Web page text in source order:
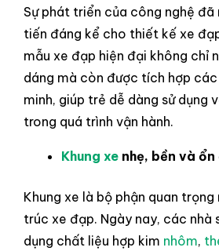
Sự phát triển của công nghệ đã
tiến đáng kể cho thiết kế xe
mẫu xe đạp hiện đại không chỉ
dáng mà còn được tích hợp
minh, giúp trẻ dễ dàng sử dụng
trong quá trình vận hành.
Khung xe nhẹ, bền và ổn
Khung xe là bộ phận quan
trúc xe đạp. Ngày nay, các nhà
dụng chất liệu hợp kim nhôm,